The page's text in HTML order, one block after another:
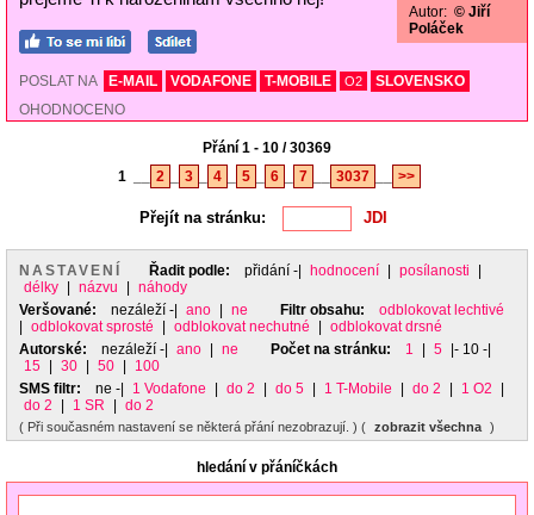
Autor: © Jiří
Poláček
POSLAT NA E-MAIL VODAFONE T-MOBILE O2
SLOVENSKO
OHODNOCENO
Přání 1 - 10 / 30369
1
2 3 4 5 6 7 3037 >>
Přejít na stránku:
NASTAVENÍ Řadit podle: přidání -| hodnocení posílanosti
délky
názvu
náhody
Veršované:
nezáleží -| ano ne Filtr obsahu:
odblokovat lechtivé
odblokovat sprosté odblokovat nechutné
odblokovat drsné
Autorské:
nezáleží -| ano ne Počet na stránku: 1 5
|- 10 -|
15
30 50
100
SMS filtr:
ne -| 1 Vodafone do 2 do 5 1 T-Mobile do 2 1 O2
do 2
1 SR do 2
( Při současném nastavení se některá přání nezobrazují. ) ( zobrazit všechna )
hledání v přáníčkách